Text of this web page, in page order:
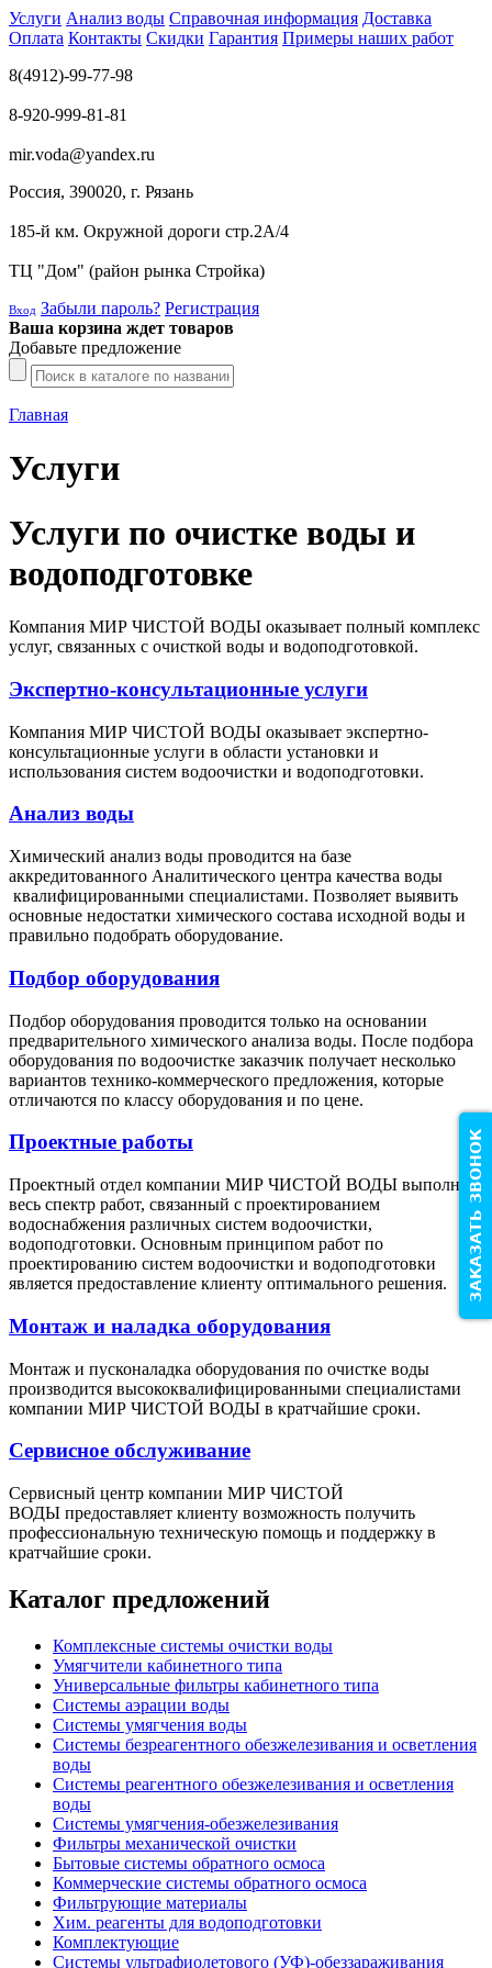
Услуги Анализ воды Справочная информация Доставка
Оплата Контакты Скидки Гарантия Примеры наших работ
8(4912)-99-77-98
8-920-999-81-81
mir.voda@yandex.ru
Россия, 390020, г. Рязань
185-й км. Окружной дороги стр.2А/4
ТЦ "Дом" (район рынка Стройка)
Вход Забыли пароль? Регистрация
Ваша корзина ждет товаров
Добавьте предложение
Главная
Услуги
Услуги по очистке воды и
водоподготовке
Компания МИР ЧИСТОЙ ВОДЫ оказывает полный комплекс
услуг, связанных с очисткой воды и водоподготовкой.
Экспертно-консультационные услуги
Компания МИР ЧИСТОЙ ВОДЫ оказывает экспертно-
консультационные услуги в области установки и
использования систем водоочистки и водоподготовки.
Анализ воды
Химический анализ воды проводится на базе
аккредитованного Аналитического центра качества воды
квалифицированными специалистами. Позволяет выявить
основные недостатки химического состава исходной воды и
правильно подобрать оборудование.
Подбор оборудования
Подбор оборудования проводится только на основании
предварительного химического анализа воды. После подбора
оборудования по водоочистке заказчик получает несколько
вариантов технико-коммерческого предложения, которые
отличаются по классу оборудования и по цене.
Проектные работы
Проектный отдел компании МИР ЧИСТОЙ ВОДЫ выполняет
весь спектр работ, связанный с проектированием
водоснабжения различных систем водоочистки,
водоподготовки. Основным принципом работ по
проектированию систем водоочистки и водоподготовки
является предоставление клиенту оптимального решения.
Монтаж и наладка оборудования
Монтаж и пусконаладка оборудования по очистке воды
производится высококвалифицированными специалистами
компании МИР ЧИСТОЙ ВОДЫ в кратчайшие сроки.
Сервисное обслуживание
Сервисный центр компании МИР ЧИСТОЙ
ВОДЫ предоставляет клиенту возможность получить
профессиональную техническую помощь и поддержку в
кратчайшие сроки.
Каталог предложений
Комплексные системы очистки воды
Умягчители кабинетного типа
Универсальные фильтры кабинетного типа
Системы аэрации воды
Системы умягчения воды
Системы безреагентного обезжелезивания и осветления
воды
Системы реагентного обезжелезивания и осветления
воды
Системы умягчения-обезжелезивания
Фильтры механической очистки
Бытовые системы обратного осмоса
Коммерческие системы обратного осмоса
Фильтрующие материалы
Хим. реагенты для водоподготовки
Комплектующие
Системы ультрафиолетового (УФ)-обеззараживания
ЗАКАЗАТЬ ЗВОНОК